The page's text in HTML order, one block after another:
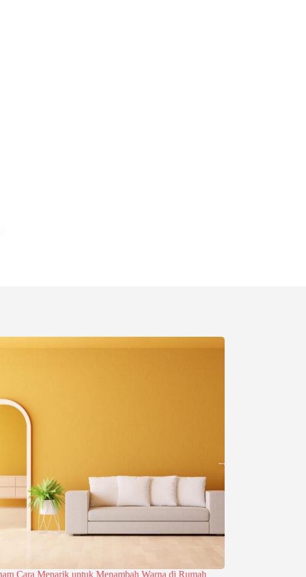
Cara Menarik untuk Menambah Warna di Rumah